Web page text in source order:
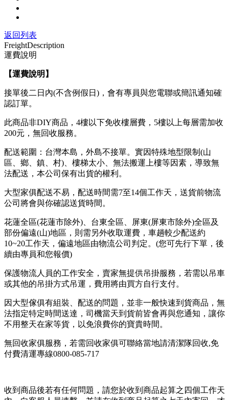
返回列表
FreightDescription
運費說明
【運費說明 】
接單後二日內(不含例假日)，會有專員與您電聯或簡訊通知確
認訂單。
此商品非DIY商品，4樓以下免收樓層費，5樓以上每層需加收
200元，無回收服務。
配送範圍：台灣本島，外島不接單。實因特殊地型限制(山
區、鄉、鎮、村)、樓梯太小、無法搬運上樓等因素，導致無
法配送，本公司保有出貨的權利。
大型家俱配送不易，配送時間需7至14個工作天，送貨前物流
公司將會與你確認送貨時間。
花蓮全區(花蓮市除外)、台東全區、屏東(屏東市除外)全區及
部份偏遠(山)地區，則需另外收取運費，車趟較少配送約
10~20工作天，偏遠地區由物流公司判定。(您可先行下單，後
續由專員和您報價)
保護物流人員的工作安全，賣家無提供吊掛服務，若需以吊車
或其他的吊掛方式吊運，費用將由買方自行支付。
因大型傢俱有組裝、配送的問題，並非一般快速到貨商品，無
法指定特定時間送達，司機當天到貨前皆會再與您通知，讓你
不用整天在家等貨，以免浪費你的寶貴時間。
無回收家俱服務，若需回收家俱可聯絡當地請清潔隊回收,免
付費清運專線0800-085-717
收到商品後若有任何問題，請您於收到商品起算之四個工作天